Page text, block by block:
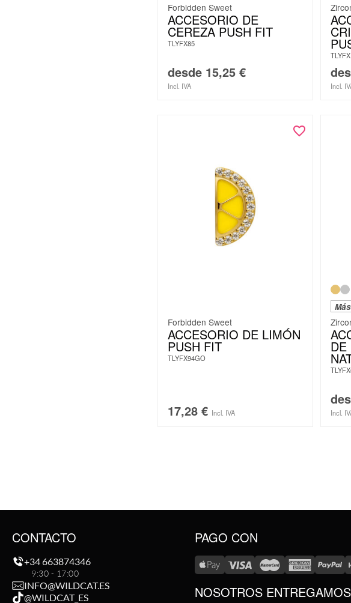
Forbidden Sweet
ACCESORIO DE
CEREZA PUSH FIT
TLYFX85
desde 15,25 €
Incl. IVA Incl.
Forbidden Sweet
ACCESORIO DE LIMÓN
PUSH FIT
TLYFX94GO
17,28 € Incl. IVA
DE
Incl.
CONTACTO
+34 663874346
9:30 - 17:00
INFO@WILDCAT.ES
@WILDCAT_ES
PAGO CON
NOSOTROS